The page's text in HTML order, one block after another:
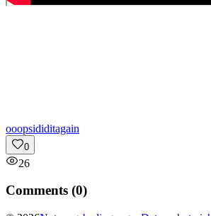
ooopsididitagain
0
26
Comments (0)